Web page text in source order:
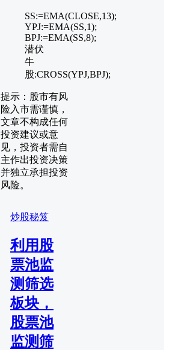
SS:=EMA(CLOSE,13);
YPJ:=EMA(SS,1);
BPJ:=EMA(SS,8);
潜伏
牛
股:CROSS(YPJ,BPJ);
提示：股市有风
险入市需谨慎，
文章不构成任何
投资建议或意
见，投资者需自
主作出投资决策
并独立承担投资
风险。
炒股秘笈
利用股
票池监
测筛选
板块，
股票池
监测筛